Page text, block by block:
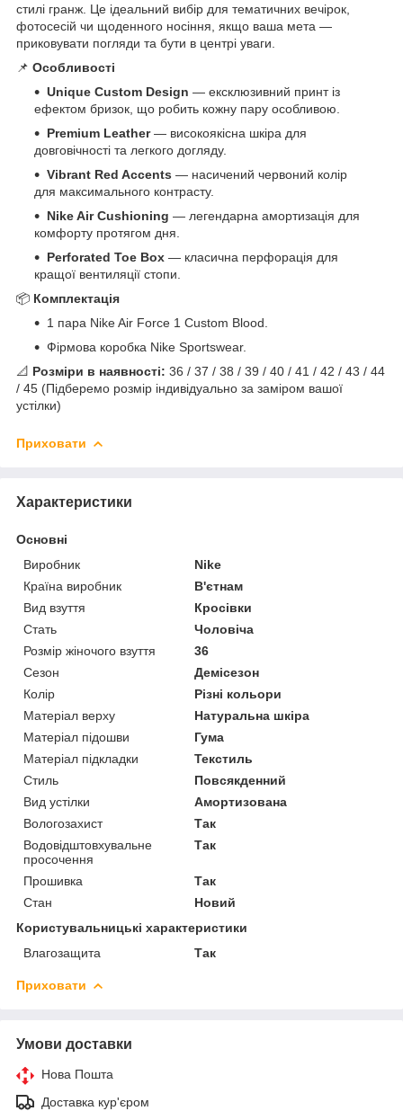
стилі гранж. Це ідеальний вибір для тематичних вечірок,
фотосесій чи щоденного носіння, якщо ваша мета —
приковувати погляди та бути в центрі уваги.
📌 Особливості
Unique Custom Design — ексклюзивний принт із
ефектом бризок, що робить кожну пару особливою.
Premium Leather— високоякісна шкіра для
довговічності та легкого догляду.
Vibrant Red Accents — насичений червоний колір
для максимального контрасту.
Nike Air Cushioning — легендарна амортизація для
комфорту протягом дня.
Perforated Toe Box — класична перфорація для
кращої вентиляції стопи.
📦 Комплектація
1 пара Nike Air Force 1 Custom Blood.
Фірмова коробка Nike Sportswear.
📐 Розміри в наявності: 36 / 37 / 38 / 39 / 40 / 41 / 42 / 43 / 44
/ 45 (Підберемо розмір індивідуально за заміром вашої
устілки)
Приховати
Характеристики
Основні
Виробник
Nike
Країна виробник
В'єтнам
Вид взуття
Кросівки
Стать
Чоловіча
Розмір жіночого взуття
36
Сезон
Демісезон
Колір
Різні кольори
Матеріал верху
Натуральна шкіра
Матеріал підошви
Гума
Матеріал підкладки
Текстиль
Стиль
Повсякденний
Вид устілки
Амортизована
Вологозахист
Так
Водовідштовхувальне
просочення
Так
Прошивка
Так
Стан
Новий
Користувальницькі характеристики
Влагозащита
Так
Приховати
Умови доставки
Нова Пошта
Доставка кур'єром